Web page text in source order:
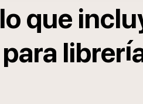
lo que
para librerí